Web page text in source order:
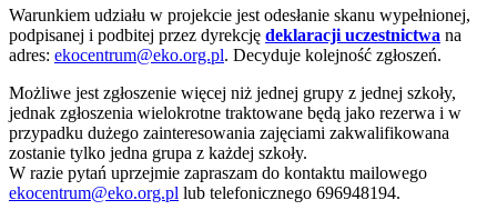
Warunkiem udziału w projekcie jest odesłanie skanu wypełnionej,
podpisanej i podbitej przez dyrekcję deklaracji uczestnictwa na
adres: ekocentrum@eko.org.pl. Decyduje kolejność zgłoszeń.
Możliwe jest zgłoszenie więcej niż jednej grupy z jednej szkoły,
jednak zgłoszenia wielokrotne traktowane będą jako rezerwa i w
przypadku dużego zainteresowania zajęciami zakwalifikowana
zostanie tylko jedna grupa z każdej szkoły.
W razie pytań uprzejmie zapraszam do kontaktu mailowego
ekocentrum@eko.org.pl lub telefonicznego 696948194.